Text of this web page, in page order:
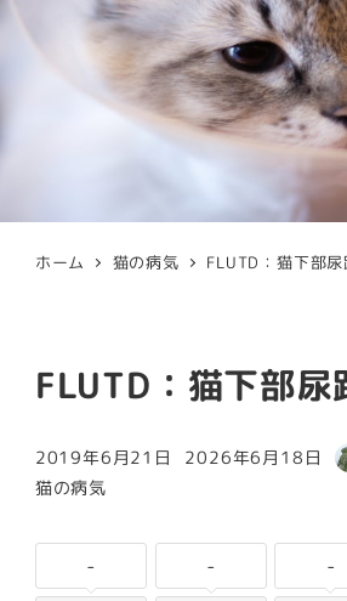
ホーム 猫の病気 FLUTD：猫下部
FLUTD：猫下部尿
投稿日
2019年6月21日
更新日
2026年6月18日
カテゴリー
猫の病気
- - -